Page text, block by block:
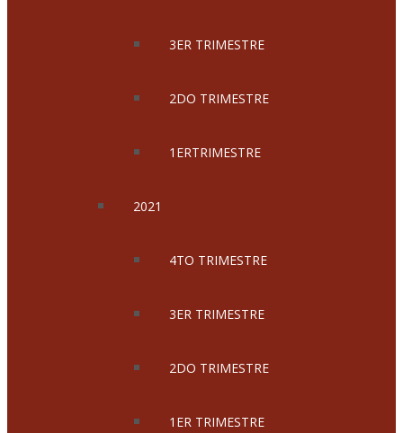
3ER TRIMESTRE
2DO TRIMESTRE
1ERTRIMESTRE
2021
4TO TRIMESTRE
3ER TRIMESTRE
2DO TRIMESTRE
1ER TRIMESTRE